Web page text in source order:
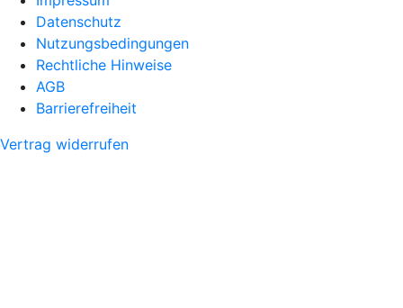
Datenschutz
Nutzungsbedingungen
Rechtliche Hinweise
AGB
Barrierefreiheit
Vertrag widerrufen